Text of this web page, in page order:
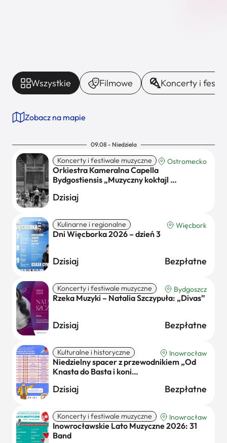
Wszystkie Filmowe Koncerty i
Zobacz na mapie
09.08 - Niedziela
Koncerty i festiwale muzyczne Ostromecko
Orkiestra Kameralna Capella
Bydgostiensis „Muzyczny koktajl …
Dzisiaj
Kulinarne i regionalne Więcbork
Dni Więcborka 2026 – dzień 3
Dzisiaj Bezpłatne
Koncerty i festiwale muzyczne Bydgoszcz
Rzeka Muzyki – Natalia Szczypuła: „Divas”
Dzisiaj Bezpłatne
Kulturalne i historyczne Inowrocław
Niedzielny spacer z przewodnikiem „Od
Knasta do Basta i koni…
Dzisiaj Bezpłatne
Koncerty i festiwale muzyczne Inowrocław
Inowrocławskie Lato Muzyczne 2026: 31
Band